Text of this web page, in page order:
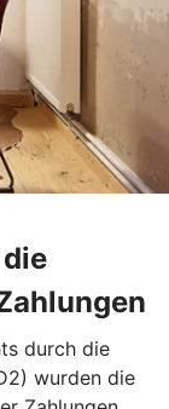
durch die
wurden die